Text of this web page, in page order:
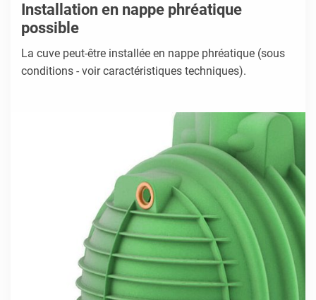
Installation en nappe phréatique
possible
La cuve peut-être installée en nappe phréatique (sous
conditions - voir caractéristiques techniques).